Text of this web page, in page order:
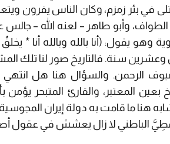
ألقوا بجثث القتلى في بئر زمزم، وكان الناس
وأبو طاهر – لعنه الله – جالس
يقول: (أنا بالله وبالله أنا * يخلقُ
سنة. فالتاريخ صور لنا تلك
الرحمن. والسؤال هنا هل
المعتبر، والقارئ المتبحر يؤمن
هنا ما قامت به دولة إيران
الباطني لا زال يعشش في عقول